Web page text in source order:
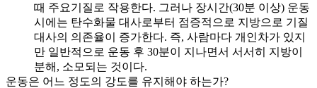
때 주요기질로 작용한다. 그러나 장시간(30분 이상) 운동
시에는 탄수화물 대사로부터 점증적으로 지방으로 기질
대사의 의존율이 증가한다. 즉, 사람마다 개인차가 있지
만 일반적으로 운동 후 30분이 지나면서 서서히 지방이
분해, 소모되는 것이다.
운동은 어느 정도의 강도를 유지해야 하는가?